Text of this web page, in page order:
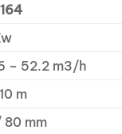
– 52.2 m3/h
m
80 mm